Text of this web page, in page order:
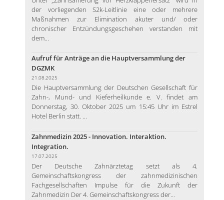
der vorliegenden S2k-Leitlinie eine oder mehrere
Maßnahmen zur Elimination akuter und/ oder
chronischer Entzündungsgeschehen verstanden mit
dem...
Aufruf für Anträge an die Hauptversammlung der
DGZMK
21.08.2025
Die Hauptversammlung der Deutschen Gesellschaft für
Zahn-, Mund- und Kieferheilkunde e. V. findet am
Donnerstag, 30. Oktober 2025 um 15:45 Uhr im Estrel
Hotel Berlin statt. ...
Zahnmedizin 2025 - Innovation. Interaktion.
Integration.
17.07.2025
Der Deutsche Zahnärztetag setzt als 4.
Gemeinschaftskongress der zahnmedizinischen
Fachgesellschaften Impulse für die Zukunft der
Zahnmedizin Der 4. Gemeinschaftskongress der...